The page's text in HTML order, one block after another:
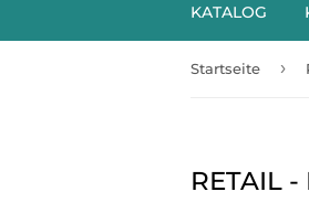
KATALOG
Startseite ›
RETAIL -